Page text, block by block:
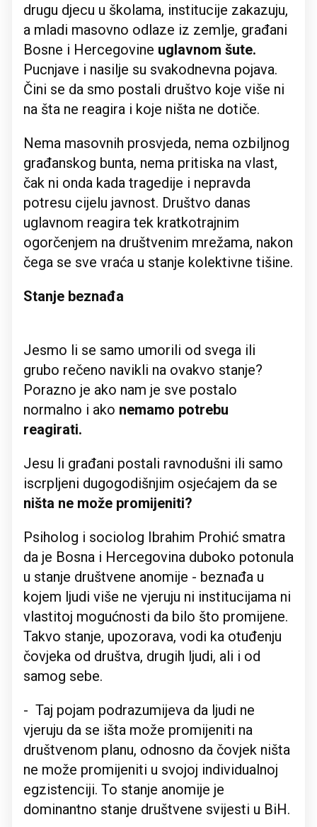
drugu djecu u školama, institucije zakazuju,
a mladi masovno odlaze iz zemlje, građani
Bosne i Hercegovine uglavnom šute.
Pucnjave i nasilje su svakodnevna pojava.
Čini se da smo postali društvo koje više ni
na šta ne reagira i koje ništa ne dotiče.
Nema masovnih prosvjeda, nema ozbiljnog
građanskog bunta, nema pritiska na vlast,
čak ni onda kada tragedije i nepravda
potresu cijelu javnost. Društvo danas
uglavnom reagira tek kratkotrajnim
ogorčenjem na društvenim mrežama, nakon
čega se sve vraća u stanje kolektivne tišine.
Stanje beznađa
Jesmo li se samo umorili od svega ili
grubo rečeno navikli na ovakvo stanje?
Porazno je ako nam je sve postalo
normalno i ako nemamo potrebu
reagirati.
Jesu li građani postali ravnodušni ili samo
iscrpljeni dugogodišnjim osjećajem da se
ništa ne može promijeniti?
Psiholog i sociolog Ibrahim Prohić smatra
da je Bosna i Hercegovina duboko potonula
u stanje društvene anomije - beznađa u
kojem ljudi više ne vjeruju ni institucijama ni
vlastitoj mogućnosti da bilo što promijene.
Takvo stanje, upozorava, vodi ka otuđenju
čovjeka od društva, drugih ljudi, ali i od
samog sebe.
- Taj pojam podrazumijeva da ljudi ne
vjeruju da se išta može promijeniti na
društvenom planu, odnosno da čovjek ništa
ne može promijeniti u svojoj individualnoj
egzistenciji. To stanje anomije je
dominantno stanje društvene svijesti u BiH.